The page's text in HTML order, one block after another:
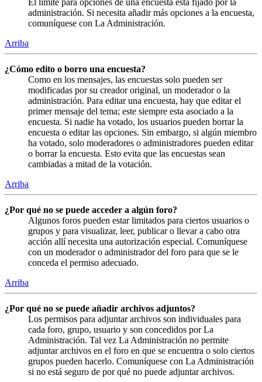
administración. Si necesita añadir más opciones a la encuesta,
comuníquese con La Administración.
Arriba
¿Cómo edito o borro una encuesta?
Como en los mensajes, las encuestas solo pueden ser
modificadas por su creador original, un moderador o la
administración. Para editar una encuesta, hay que editar el
primer mensaje del tema; este siempre esta asociado a la
encuesta. Si nadie ha votado, los usuarios pueden borrar la
encuesta o editar las opciones. Sin embargo, si algún miembro
ha votado, solo moderadores o administradores pueden editar
o borrar la encuesta. Esto evita que las encuestas sean
cambiadas a mitad de la votación.
Arriba
¿Por qué no se puede acceder a algún foro?
Algunos foros pueden estar limitados para ciertos usuarios o
grupos y para visualizar, leer, publicar o llevar a cabo otra
acción allí necesita una autorización especial. Comuníquese
con un moderador o administrador del foro para que se le
conceda el permiso adecuado.
Arriba
¿Por qué no se puede añadir archivos adjuntos?
Los permisos para adjuntar archivos son individuales para
cada foro, grupo, usuario y son concedidos por La
Administración. Tal vez La Administración no permite
adjuntar archivos en el foro en que se encuentra o solo ciertos
grupos pueden hacerlo. Comuníquese con La Administración
si no está seguro de por qué no puede adjuntar archivos.